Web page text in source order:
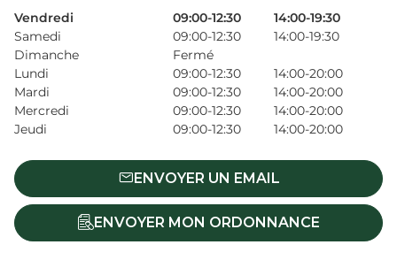
Vendredi
09:00-12:30
14:00-19:30
Samedi
09:00-12:30
14:00-19:30
Dimanche
Fermé
Lundi
09:00-12:30
14:00-20:00
Mardi
09:00-12:30
14:00-20:00
Mercredi
09:00-12:30
14:00-20:00
Jeudi
09:00-12:30 14:00-20:00
ENVOYER UN EMAIL
ENVOYER MON ORDONNANCE